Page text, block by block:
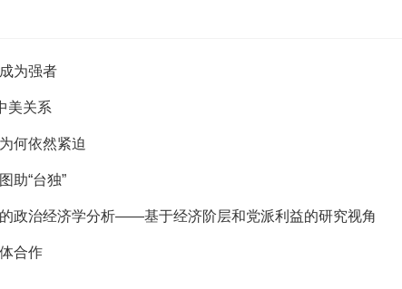
为强者
美关系
何依然紧迫
助“台独”
政治经济学分析——基于经济阶层和党派利益的研究视角
合作